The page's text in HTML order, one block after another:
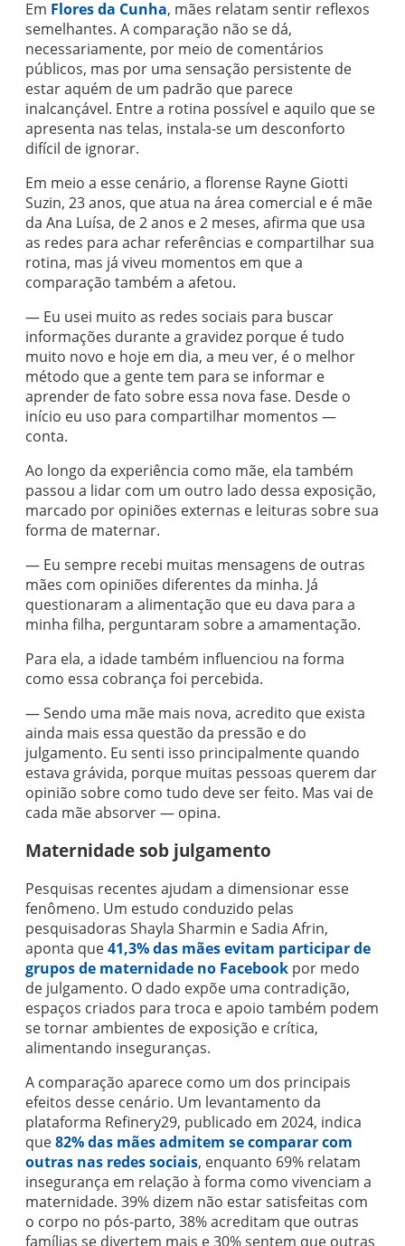
Em Flores da Cunha, mães relatam sentir reflexos
semelhantes. A comparação não se dá,
necessariamente, por meio de comentários
públicos, mas por uma sensação persistente de
estar aquém de um padrão que parece
inalcançável. Entre a rotina possível e aquilo que se
apresenta nas telas, instala-se um desconforto
difícil de ignorar.
Em meio a esse cenário, a florense Rayne Giotti
Suzin, 23 anos, que atua na área comercial e é mãe
da Ana Luísa, de 2 anos e 2 meses, afirma que usa
as redes para achar referências e compartilhar sua
rotina, mas já viveu momentos em que a
comparação também a afetou.
— Eu usei muito as redes sociais para buscar
informações durante a gravidez porque é tudo
muito novo e hoje em dia, a meu ver, é o melhor
método que a gente tem para se informar e
aprender de fato sobre essa nova fase. Desde o
início eu uso para compartilhar momentos —
conta.
Ao longo da experiência como mãe, ela também
passou a lidar com um outro lado dessa exposição,
marcado por opiniões externas e leituras sobre sua
forma de maternar.
— Eu sempre recebi muitas mensagens de outras
mães com opiniões diferentes da minha. Já
questionaram a alimentação que eu dava para a
minha filha, perguntaram sobre a amamentação.
Para ela, a idade também influenciou na forma
como essa cobrança foi percebida.
— Sendo uma mãe mais nova, acredito que exista
ainda mais essa questão da pressão e do
julgamento. Eu senti isso principalmente quando
estava grávida, porque muitas pessoas querem dar
opinião sobre como tudo deve ser feito. Mas vai de
cada mãe absorver — opina.
Maternidade sob julgamento
Pesquisas recentes ajudam a dimensionar esse
fenômeno. Um estudo conduzido pelas
pesquisadoras Shayla Sharmin e Sadia Afrin,
aponta que41,3% das mães evitam participar de
grupos de maternidade no Facebook por medo
de julgamento. O dado expõe uma contradição,
espaços criados para troca e apoio também podem
se tornar ambientes de exposição e crítica,
alimentando inseguranças.
A comparação aparece como um dos principais
efeitos desse cenário. Um levantamento da
plataforma Refinery29, publicado em 2024, indica
que82% das mães admitem se comparar com
outras nas redes sociais, enquanto 69% relatam
insegurança em relação à forma como vivenciam a
maternidade. 39% dizem não estar satisfeitas com
o corpo no pós-parto, 38% acreditam que outras
famílias se divertem mais e 30% sentem que outras